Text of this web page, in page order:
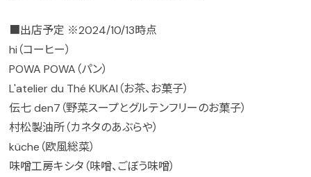
■出店予定 ※2024/10/13時点
hi（コーヒー）
POWA POWA（パン）
L'atelier du Thé KUKAI（お茶、お菓子）
伝七 den7（野菜スープとグルテンフリーのお菓子）
村松製油所（カネタのあぶらや）
küche（欧風総菜）
味噌工房キシタ（味噌、ごぼう味噌）